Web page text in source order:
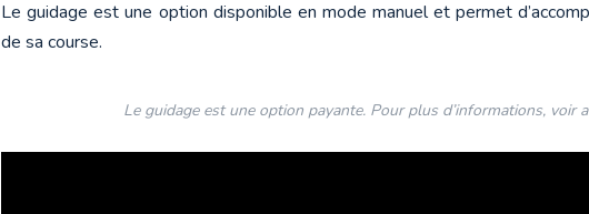
Le guidage est une option disponible en mode manuel et permet
de sa course.
Le guidage est une option payante. Pour plus d’informations, voir